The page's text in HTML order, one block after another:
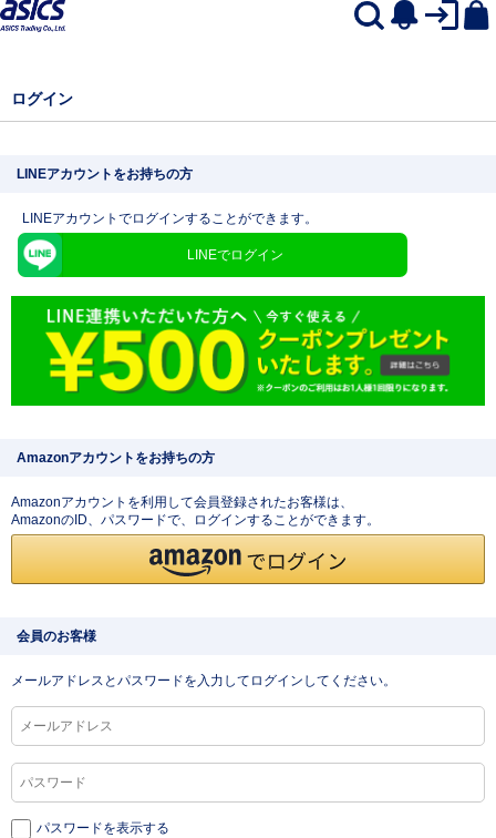
ログイン
LINEアカウントをお持ちの方
LINEアカウントでログインすることができます。
LINEでログイン
Amazonアカウントをお持ちの方
Amazonアカウントを利用して会員登録されたお客様は、
AmazonのID、パスワードで、ログインすることができます。
会員のお客様
メールアドレスとパスワードを入力してログインしてください。
パスワードを表示する